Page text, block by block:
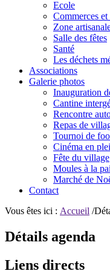
Ecole
Commerces et
Zone
Salle des fêtes
Santé
Les déchets
Associations
Galerie photos
Inauguration
Cantine
Rencontre
Repas de
Tournoi de
Cinéma en
Fête du village
Moules à la
Marché de
Contact
Vous êtes ici : Accueil /
Détails agenda
Liens directs